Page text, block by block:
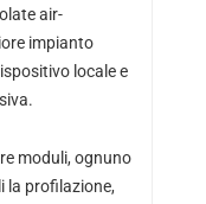
air-
impianto
locale e
moduli, ognuno
la profilazione,